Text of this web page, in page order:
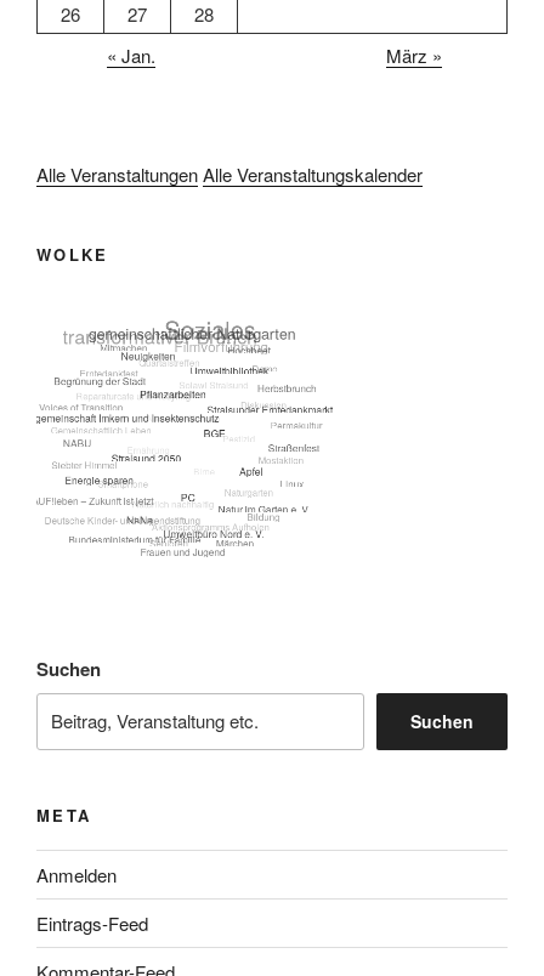
26
27
28
« Jan.
März »
Alle VeranstaltungenAlle Veranstaltungskalender
WOLKE
Suchen
Suchen
META
Anmelden
Eintrags-Feed